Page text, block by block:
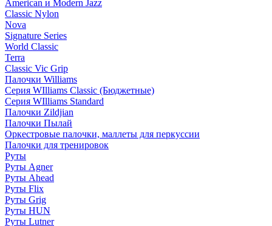
American и Modern Jazz
Classic Nylon
Nova
Signature Series
World Classic
Terra
Classic Vic Grip
Палочки Williams
Серия WIlliams Classic (Бюджетные)
Серия WIlliams Standard
Палочки Zildjian
Палочки Пылай
Оркестровые палочки, маллеты для перкуссии
Палочки для тренировок
Руты
Руты Agner
Руты Ahead
Руты Flix
Руты Grig
Руты HUN
Руты Lutner